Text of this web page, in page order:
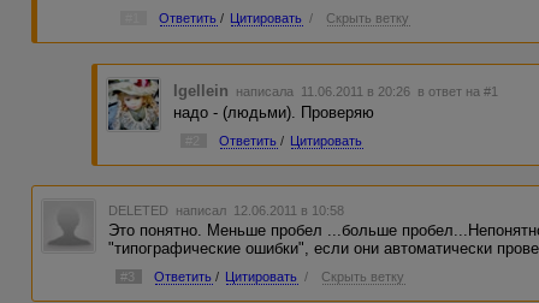
Ответить / Цитировать / Скрыть ветку
Igellein написала 11.06.2011 в 20:26 в ответ на #1
надо - (людьми). Проверяю
Ответить / Цитировать
DELETED написал 12.06.2011 в 10:58
Это понятно. Меньше пробел ...больше
"типографические ошибки", если они автоматически
#3 Ответить / Цитировать / Скрыть ветку